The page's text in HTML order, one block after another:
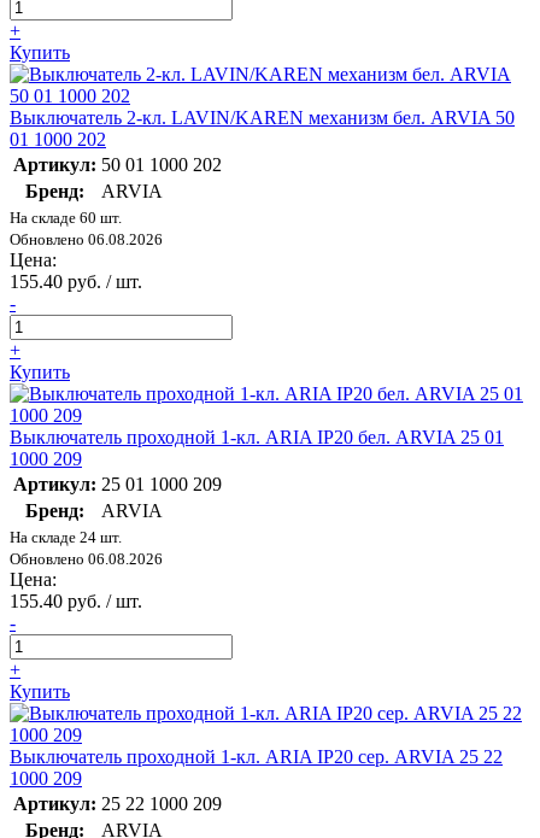
+
Купить
Выключатель 2-кл. LAVIN/KAREN механизм бел. ARVIA 50
01 1000 202
Артикул: 50 01 1000 202
Бренд:
ARVIA
На складе 60 шт.
Обновлено 06.08.2026
Цена:
155.40 руб. / шт.
-
+
Купить
Выключатель проходной 1-кл. ARIA IP20 бел. ARVIA 25 01
1000 209
Артикул: 25 01 1000 209
Бренд:
ARVIA
На складе 24 шт.
Обновлено 06.08.2026
Цена:
155.40 руб. / шт.
-
+
Купить
Выключатель проходной 1-кл. ARIA IP20 сер. ARVIA 25 22
1000 209
Артикул: 25 22 1000 209
Бренд:
ARVIA